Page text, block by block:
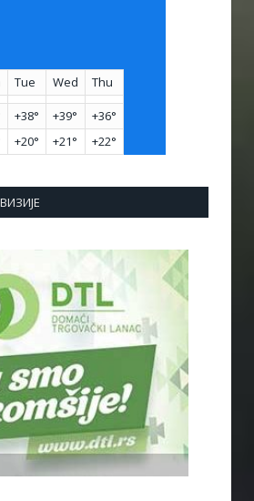
Tue Wed Thu
+38° +39° +36°
+20° +21° +22°